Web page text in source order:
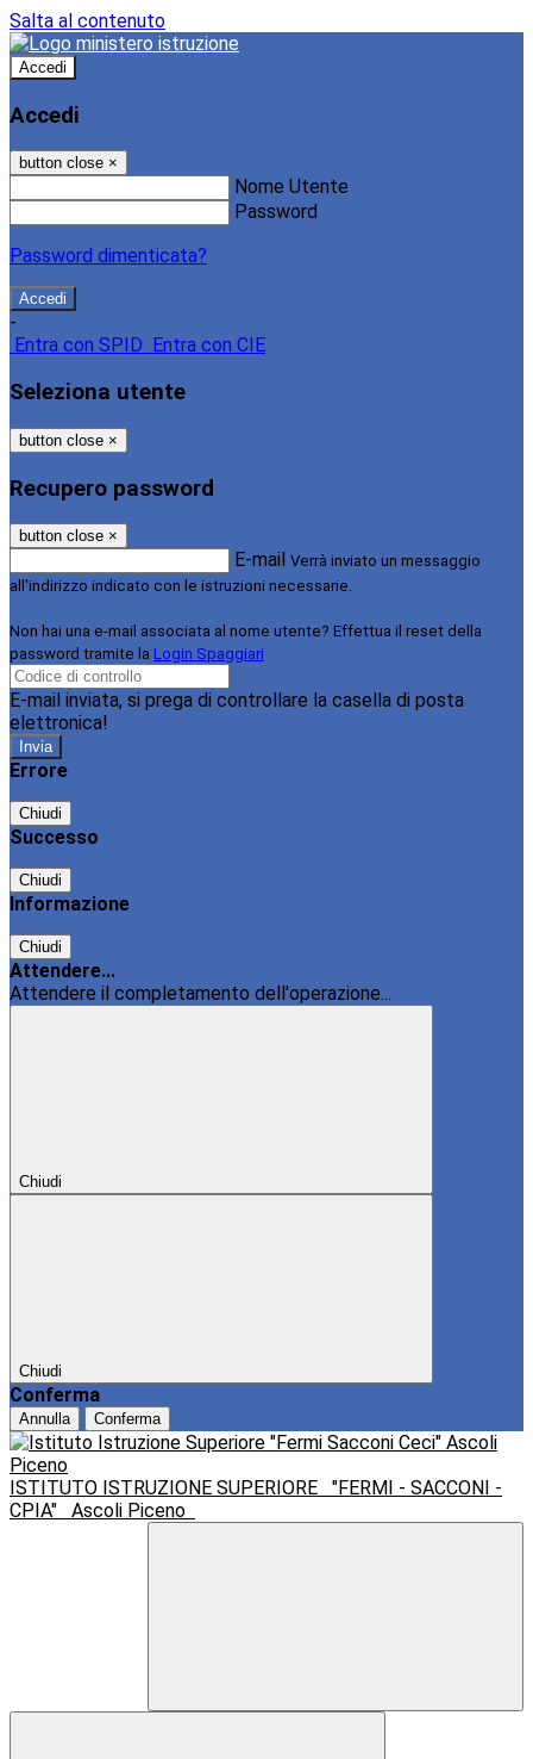
Salta al contenuto
Accedi
Accedi
button close ×
Nome Utente
Password
Password dimenticata?
-
Entra con SPID
Entra con CIE
Seleziona utente
button close ×
Recupero password
button close ×
E-mail Verrà inviato un messaggio
all'indirizzo indicato con le istruzioni necessarie.
Non hai una e-mail associata al nome utente? Effettua il reset della
password tramite la Login Spaggiari
E-mail inviata, si prega di controllare la casella di posta
elettronica!
Errore
Chiudi
Successo
Chiudi
Informazione
Chiudi
Attendere...
Attendere il completamento dell'operazione...
Chiudi
Chiudi
Conferma
Annulla Conferma
ISTITUTO ISTRUZIONE SUPERIORE
"FERMI - SACCONI -
CPIA"
Ascoli Piceno